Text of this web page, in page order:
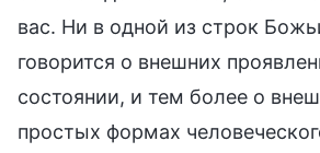
вас. Ни в одной из строк
говорится о внешних
состоянии, и тем более о
простых формах